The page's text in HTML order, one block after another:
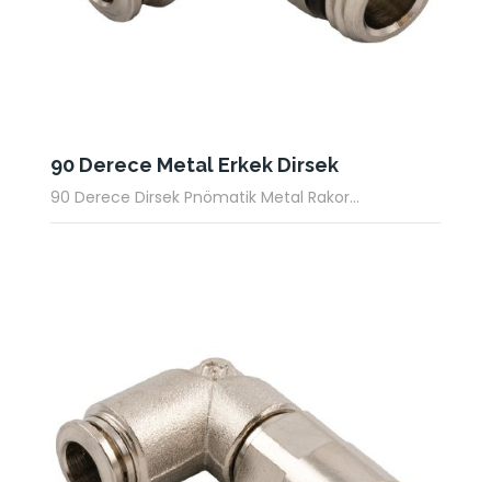
90 Derece Metal Erkek Dirsek
90 Derece Dirsek Pnömatik Metal Rakor...